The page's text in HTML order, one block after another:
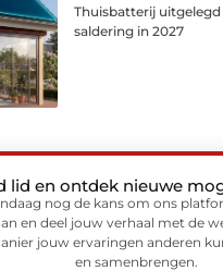
Thuisbatterij
saldering in 2027
lid en ontdek nieuwe
nog de kans om ons
en deel jouw verhaal met de
jouw ervaringen anderen
en samenbrengen.